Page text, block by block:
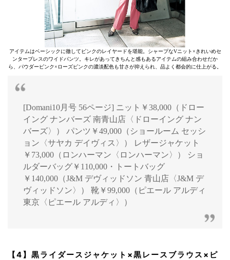
アイテムはベーシックに徹してピンクのレイヤードを堪能。シャープなVニット×きれいめセ
ンタープレスのワイドパンツ。キレがあってきちんと感もあるアイテムの組み合わせだか
ら、パウダーピンク×ローズピンクの濃淡配色も甘さが抑えられ、品よく都会的に仕上がる。
[Domani10月号 56ページ] ニット￥38,000（ドロー
イング ナンバーズ 南青山店〈ドローイング ナン
バーズ〉） パンツ￥49,000（ショールーム セッシ
ョン〈サヤカ デイヴィス〉） レザージャケット
￥73,000（ロンハーマン〈ロンハーマン〉） ショ
ルダーバッグ￥110,000・トートバッグ
￥140,000（J&M デヴィッドソン 青山店〈J&M デ
ヴィッドソン〉） 靴￥99,000（ピエール アルディ
東京〈ピエール アルディ〉）
【4】黒ライダースジャケット×黒レースブラウス×ピ